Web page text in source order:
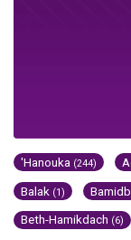
'Hanouka (244)
Balak (1)
Beth-Hamikdach (6)